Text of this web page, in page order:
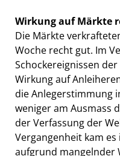
Wirkung auf Märkte
Die Märkte
Woche recht gut. Im
Schockereignissen
Wirkung auf
die Anlegerstimmung
weniger am Ausmass
der Verfassung der
Vergangenheit kam
aufgrund mangelnder